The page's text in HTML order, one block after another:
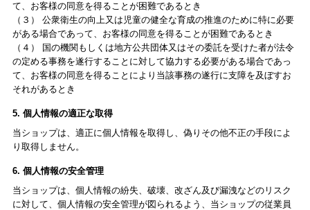
て、お客様の同意を得ることが困難であるとき
（３） 公衆衛生の向上又は児童の健全な育成の推進のために特に必要
がある場合であって、お客様の同意を得ることが困難であるとき
（４） 国の機関もしくは地方公共団体又はその委託を受けた者が法令
の定める事務を遂行することに対して協力する必要がある場合であっ
て、お客様の同意を得ることにより当該事務の遂行に支障を及ぼすお
それがあるとき
5. 個人情報の適正な取得
当ショップは、適正に個人情報を取得し、偽りその他不正の手段によ
り取得しません。
6. 個人情報の安全管理
当ショップは、個人情報の紛失、破壊、改ざん及び漏洩などのリスク
に対して、個人情報の安全管理が図られるよう、当ショップの従業員